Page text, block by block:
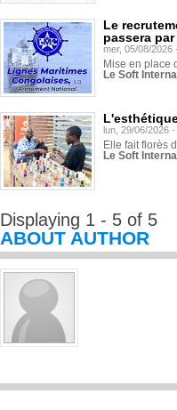
Le
passera
mer, 05/08/2026
Mise en place
Le Soft
lun, 29/06/2026
Elle fait florès
Le Soft
Displaying 1 - 5 of 5
ABOUT AUTHOR